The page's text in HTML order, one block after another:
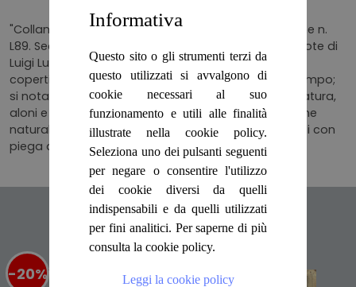
"Collana Biblioteca Universale Rizzoli, Bilingue. Volume n.
L89. Seconda edizione. Traduzione, introduzione e note di
Luigi Lunari. Testo Francese a fronte. Brossura con
copertina in cartoncino che appare segnata dal tempo;
si notano ai piatti e al dorso macchioline di varia natura,
aloni e bordi consumati in alcuni punti. Tagli e pagine
naturalmente imbruniti, talvolta si incontrano angoli con
piega accidentale. Numero pagine 231."
Articoli suggeriti
-20%% -20%%
Informativa
Questo sito o gli strumenti terzi da
questo utilizzati si avvalgono di
cookie necessari al suo
funzionamento e utili alle finalità
illustrate nella cookie policy.
Seleziona uno dei pulsanti seguenti
per negare o consentire l'utilizzo
dei cookie diversi da quelli
indispensabili e da quelli utilizzati
per fini analitici. Per saperne di più
consulta la cookie policy.
Leggi la cookie policy